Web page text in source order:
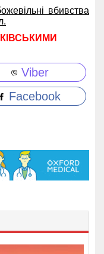
вбивства
Viber
Facebook